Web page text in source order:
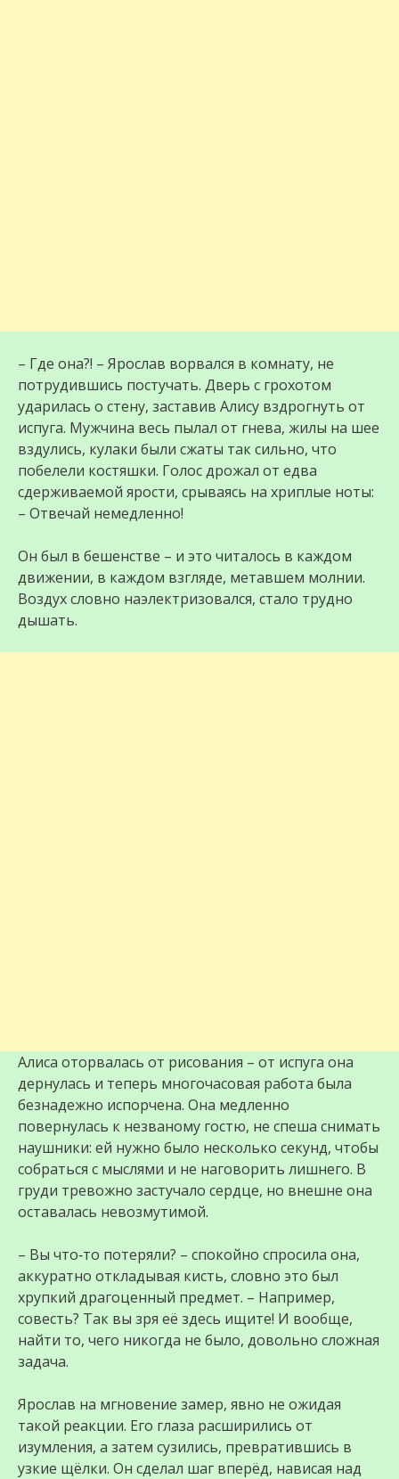
– Где она?! – Ярослав ворвался в комнату, не
потрудившись постучать. Дверь с грохотом
ударилась о стену, заставив Алису вздрогнуть от
испуга. Мужчина весь пылал от гнева, жилы на шее
вздулись, кулаки были сжаты так сильно, что
побелели костяшки. Голос дрожал от едва
сдерживаемой ярости, срываясь на хриплые ноты:
– Отвечай немедленно!
Он был в бешенстве – и это читалось в каждом
движении, в каждом взгляде, метавшем молнии.
Воздух словно наэлектризовался, стало трудно
дышать.
Алиса оторвалась от рисования – от испуга она
дернулась и теперь многочасовая работа была
безнадежно испорчена. Она медленно
повернулась к незваному гостю, не спеша снимать
наушники: ей нужно было несколько секунд, чтобы
собраться с мыслями и не наговорить лишнего. В
груди тревожно застучало сердце, но внешне она
оставалась невозмутимой.
– Вы что‑то потеряли? – спокойно спросила она,
аккуратно откладывая кисть, словно это был
хрупкий драгоценный предмет. – Например,
совесть? Так вы зря её здесь ищите! И вообще,
найти то, чего никогда не было, довольно сложная
задача.
Ярослав на мгновение замер, явно не ожидая
такой реакции. Его глаза расширились от
изумления, а затем сузились, превратившись в
узкие щёлки. Он сделал шаг вперёд, нависая над